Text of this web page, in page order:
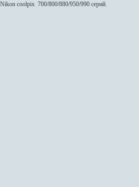
coolpix 700/800/880/950/990 серий.